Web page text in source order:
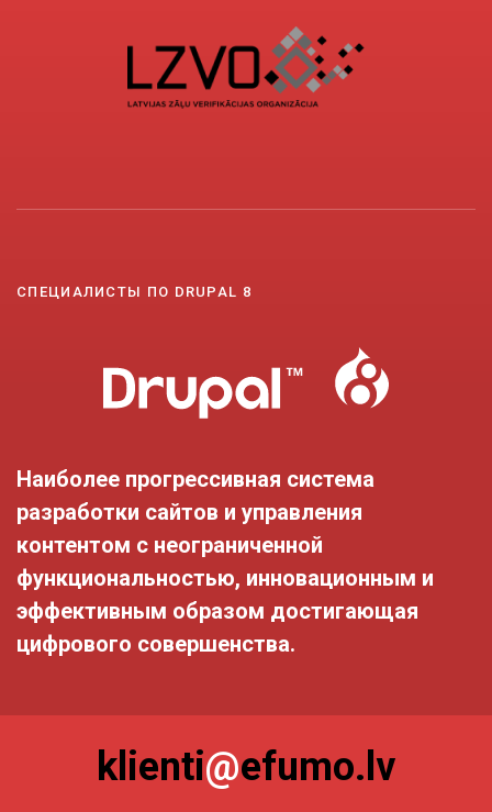
СПЕЦИАЛИСТЫ ПО DRUPAL 8
Наиболее прогрессивная система
разработки сайтов и управления
контентом с неограниченной
функциональностью, инновационным и
эффективным образом достигающая
цифрового совершенства.
klienti@efumo.lv